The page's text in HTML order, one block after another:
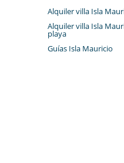
Alquiler villa Isla
Alquiler villa Isla
playa
Guías Isla Mauricio